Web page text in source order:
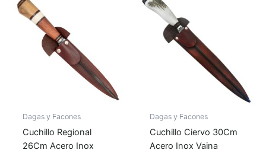
Dagas y Facones
Cuchillo Regional
26Cm Acero Inox
Dagas y Facones
Cuchillo Ciervo 30Cm
Acero Inox Vaina